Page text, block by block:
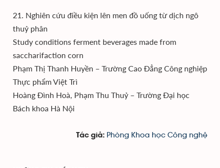
21. Nghiên cứu điều kiện lên men đồ uống từ dịch ngô
thuỷ phân
Study conditions ferment beverages made from
saccharifaction corn
Phạm Thị Thanh Huyền – Trường Cao Đẳng Công nghiệp
Thực phẩm Việt Trì
Hoàng Đình Hoà, Phạm Thu Thuỷ – Trường Đại học
Bách khoa Hà Nội
Tác giả: Phòng Khoa học Công nghệ